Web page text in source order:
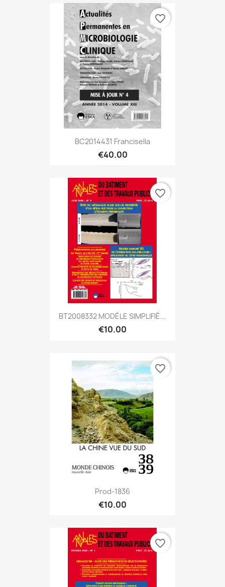
BC2014431 Francisella
€40.00
favorite_border
BT2008332 MODÈLE SIMPLIFIÉ...
€10.00
favorite_border
Prod-1836
€10.00
favorite_border
favorite_border